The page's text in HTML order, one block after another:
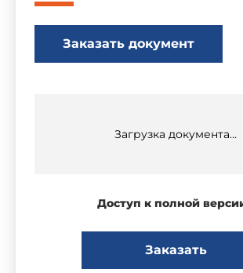
Заказать документ
Загрузка документа...
Доступ к полной
Заказать